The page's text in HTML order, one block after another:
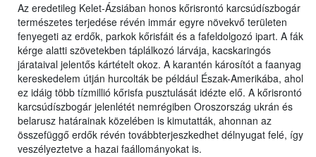
Az eredetileg Kelet-Ázsiában honos kőrisrontó karcsúdíszbogár
természetes terjedése révén immár egyre növekvő területen
fenyegeti az erdők, parkok kőrisfáit és a fafeldolgozó ipart. A fák
kérge alatti szövetekben táplálkozó lárvája, kacskaringós
járataival jelentős kártételt okoz. A karantén károsítót a faanyag
kereskedelem útján hurcolták be például Észak-Amerikába, ahol
ez idáig több tízmillió kőrisfa pusztulását idézte elő. A kőrisrontó
karcsúdíszbogár jelenlétét nemrégiben Oroszország ukrán és
belarusz határainak közelében is kimutatták, ahonnan az
összefüggő erdők révén továbbterjeszkedhet délnyugat felé, így
veszélyeztetve a hazai faállományokat is.